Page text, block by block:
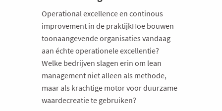
Operational excellence en continous
improvement in de praktijkHoe bouwen
toonaangevende organisaties vandaag
aan échte operationele excellentie?
Welke bedrijven slagen erin om lean
management niet alleen als methode,
maar als krachtige motor voor duurzame
waardecreatie te gebruiken?